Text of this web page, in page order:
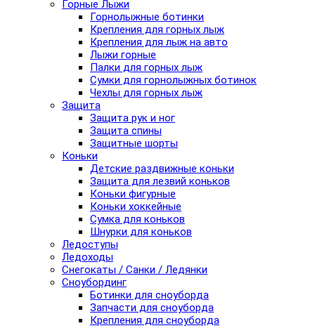
Горные Лыжи
Горнолыжные ботинки
Крепления для горных лыж
Крепления для лыж на авто
Лыжи горные
Палки для горных лыж
Сумки для горнолыжных ботинок
Чехлы для горных лыж
Защита
Защита рук и ног
Защита спины
Защитные шорты
Коньки
Детские раздвижные коньки
Защита для лезвий коньков
Коньки фигурные
Коньки хоккейные
Сумка для коньков
Шнурки для коньков
Ледоступы
Ледоходы
Снегокаты / Санки / Ледянки
Сноубординг
Ботинки для сноуборда
Запчасти для сноуборда
Крепления для сноуборда